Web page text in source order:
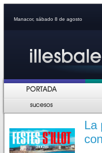
Manacor, sábado 8 de agosto
La